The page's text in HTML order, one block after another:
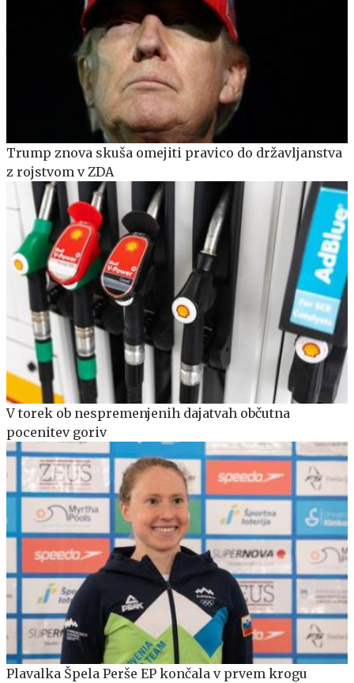
Trump znova skuša omejiti pravico do državljanstva
z rojstvom v ZDA
V torek ob nespremenjenih dajatvah občutna
pocenitev goriv
Plavalka Špela Perše EP končala v prvem krogu